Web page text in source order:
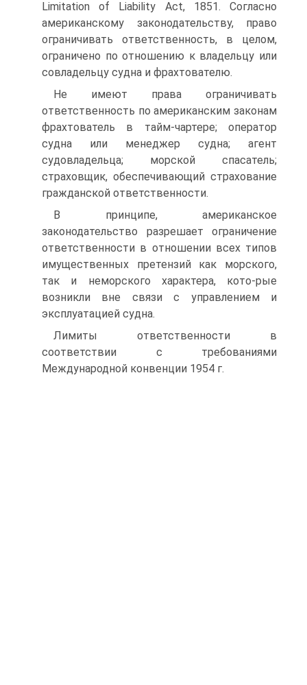
Limitation of Liability Act, 1851. Согласно
американскому законодательству, право
ограничивать ответственность, в целом,
ограничено по отношению к владельцу или
совладельцу судна и фрахтователю.
Не имеют права ограничивать
ответственность по американским законам
фрахтователь в тайм-чартере; оператор
судна или менеджер судна; агент
судовладельца; морской спасатель;
страховщик, обеспечивающий страхование
гражданской ответственности.
В принципе, американское
законодательство разрешает ограничение
ответственности в отношении всех типов
имущественных претензий как морского,
так и неморского характера, кото-рые
возникли вне связи с управлением и
эксплуатацией судна.
Лимиты ответственности в
соответствии с требованиями
Международной конвенции 1954 г.